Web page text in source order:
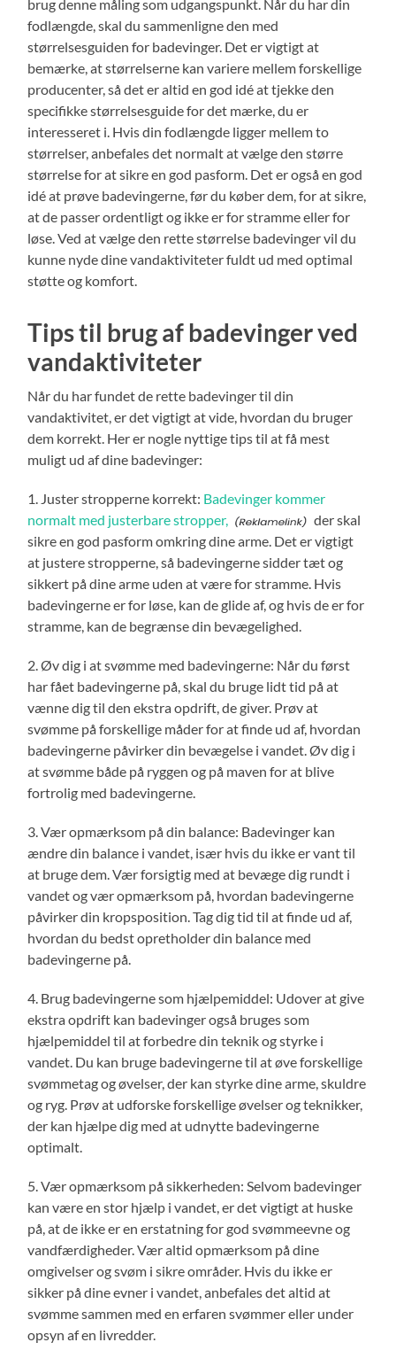
brug denne måling som udgangspunkt. Når du har din
fodlængde, skal du sammenligne den med
størrelsesguiden for badevinger. Det er vigtigt at
bemærke, at størrelserne kan variere mellem forskellige
producenter, så det er altid en god idé at tjekke den
specifikke størrelsesguide for det mærke, du er
interesseret i. Hvis din fodlængde ligger mellem to
størrelser, anbefales det normalt at vælge den større
størrelse for at sikre en god pasform. Det er også en god
idé at prøve badevingerne, før du køber dem, for at sikre,
at de passer ordentligt og ikke er for stramme eller for
løse. Ved at vælge den rette størrelse badevinger vil du
kunne nyde dine vandaktiviteter fuldt ud med optimal
støtte og komfort.
Tips til brug af badevinger ved
vandaktiviteter
Når du har fundet de rette badevinger til din
vandaktivitet, er det vigtigt at vide, hvordan du bruger
dem korrekt. Her er nogle nyttige tips til at få mest
muligt ud af dine badevinger:
1. Juster stropperne korrekt: Badevinger kommer
normalt med justerbare stropper,
der skal
sikre en god pasform omkring dine arme. Det er vigtigt
at justere stropperne, så badevingerne sidder tæt og
sikkert på dine arme uden at være for stramme. Hvis
badevingerne er for løse, kan de glide af, og hvis de er for
stramme, kan de begrænse din bevægelighed.
2. Øv dig i at svømme med badevingerne: Når du først
har fået badevingerne på, skal du bruge lidt tid på at
vænne dig til den ekstra opdrift, de giver. Prøv at
svømme på forskellige måder for at finde ud af, hvordan
badevingerne påvirker din bevægelse i vandet. Øv dig i
at svømme både på ryggen og på maven for at blive
fortrolig med badevingerne.
3. Vær opmærksom på din balance: Badevinger kan
ændre din balance i vandet, især hvis du ikke er vant til
at bruge dem. Vær forsigtig med at bevæge dig rundt i
vandet og vær opmærksom på, hvordan badevingerne
påvirker din kropsposition. Tag dig tid til at finde ud af,
hvordan du bedst opretholder din balance med
badevingerne på.
4. Brug badevingerne som hjælpemiddel: Udover at give
ekstra opdrift kan badevinger også bruges som
hjælpemiddel til at forbedre din teknik og styrke i
vandet. Du kan bruge badevingerne til at øve forskellige
svømmetag og øvelser, der kan styrke dine arme, skuldre
og ryg. Prøv at udforske forskellige øvelser og teknikker,
der kan hjælpe dig med at udnytte badevingerne
optimalt.
5. Vær opmærksom på sikkerheden: Selvom badevinger
kan være en stor hjælp i vandet, er det vigtigt at huske
på, at de ikke er en erstatning for god svømmeevne og
vandfærdigheder. Vær altid opmærksom på dine
omgivelser og svøm i sikre områder. Hvis du ikke er
sikker på dine evner i vandet, anbefales det altid at
svømme sammen med en erfaren svømmer eller under
opsyn af en livredder.